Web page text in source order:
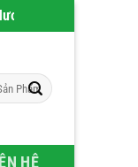
- Chúng tôi chuyên
HỆ